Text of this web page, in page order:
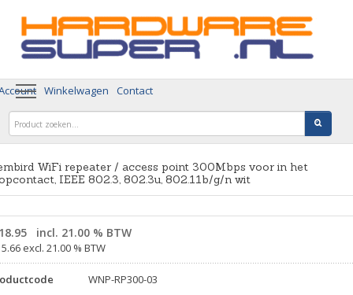
Winkelwagen Contact
WiFi repeater / access point 300Mbps voor in het
IEEE 802.3, 802.3u, 802.11b/g/n wit
incl. 21.00 % BTW
excl. 21.00 % BTW
WNP-RP300-03